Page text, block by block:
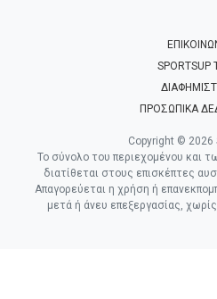
SPORTSUP
ΠΡΟΣΩΠΙΚΑ
Copyright © 2026
Το σύνολο του περιεχομένου και
διατίθεται στους επισκέπτες
Απαγορεύεται η χρήση ή
μετά ή άνευ επεξεργασίας,